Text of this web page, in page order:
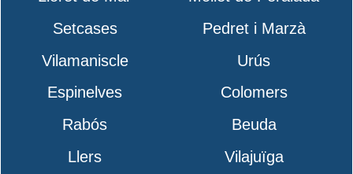
Setcases
Pedret i Marzà
Vilamaniscle
Urús
Espinelves
Colomers
Rabós
Beuda
Llers
Vilajuïga